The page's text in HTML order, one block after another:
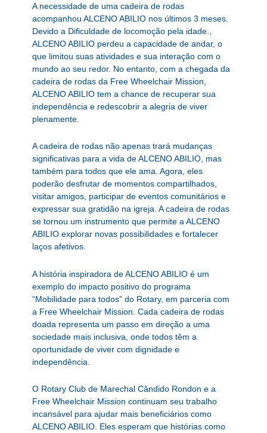
A necessidade de uma cadeira de rodas
acompanhou ALCENO ABILIO nos últimos 3 meses.
Devido a Dificuldade de locomoção pela idade.,
ALCENO ABILIO perdeu a capacidade de andar, o
que limitou suas atividades e sua interação com o
mundo ao seu redor. No entanto, com a chegada da
cadeira de rodas da Free Wheelchair Mission,
ALCENO ABILIO tem a chance de recuperar sua
independência e redescobrir a alegria de viver
plenamente.
A cadeira de rodas não apenas trará mudanças
significativas para a vida de ALCENO ABILIO, mas
também para todos que ele ama. Agora, eles
poderão desfrutar de momentos compartilhados,
visitar amigos, participar de eventos comunitários e
expressar sua gratidão na igreja. A cadeira de rodas
se tornou um instrumento que permite a ALCENO
ABILIO explorar novas possibilidades e fortalecer
laços afetivos.
A história inspiradora de ALCENO ABILIO é um
exemplo do impacto positivo do programa
“Mobilidade para todos” do Rotary, em parceria com
a Free Wheelchair Mission. Cada cadeira de rodas
doada representa um passo em direção a uma
sociedade mais inclusiva, onde todos têm a
oportunidade de viver com dignidade e
independência.
O Rotary Club de Marechal Cândido Rondon e a
Free Wheelchair Mission continuam seu trabalho
incansável para ajudar mais beneficiários como
ALCENO ABILIO. Eles esperam que histórias como